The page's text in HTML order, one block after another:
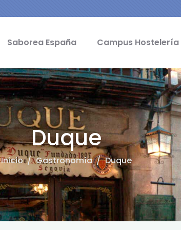
Saborea España Campus Hostelería
Duque
Inicio/ Gastronomía/ Duque